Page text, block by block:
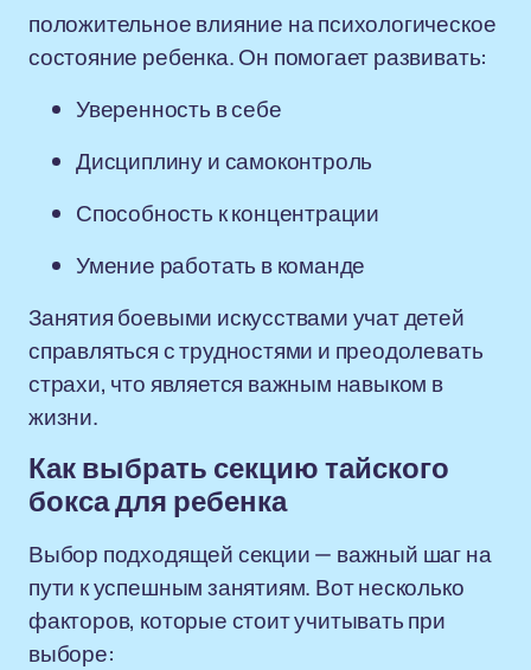
положительное влияние на психологическое
состояние ребенка. Он помогает развивать:
Уверенность в себе
Дисциплину и самоконтроль
Способность к концентрации
Умение работать в команде
Занятия боевыми искусствами учат детей
справляться с трудностями и преодолевать
страхи, что является важным навыком в
жизни.
Как выбрать секцию тайского
бокса для ребенка
Выбор подходящей секции — важный шаг на
пути к успешным занятиям. Вот несколько
факторов, которые стоит учитывать при
выборе: